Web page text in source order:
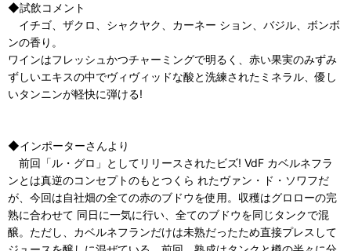
◆試飲コメント
イチゴ、ザクロ、シャクヤク、カーネー ション、バジル、ボンボ
ンの香り。
ワインはフレッシュかつチャーミングで明るく、赤い果実のみずみ
ずしいエキスの中でヴィヴィッドな酸と洗練されたミネラル、優し
いタンニンが軽快に弾ける!
◆インポーターさんより
前回「ル・グロ」としてリリースされたビズ! VdF カベルネフラ
ンとは真逆のコンセプトのもとつくら れたヴァン・ド・ソワフだ
が、今回は自社畑の全ての赤のブドウを使用。収穫はグロローの完
熟に合わせて 同日に一気に行い、全てのブドウを同じタンクで混
醸。ただし、カベルネフランだけは未熟だったため直接プレスして